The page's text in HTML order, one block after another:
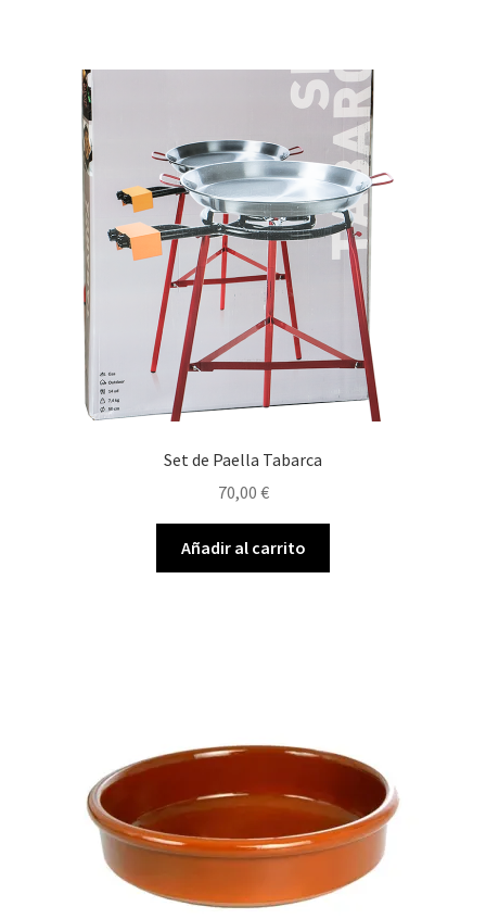
Set de Paella Tabarca
70,00 €
Añadir al carrito